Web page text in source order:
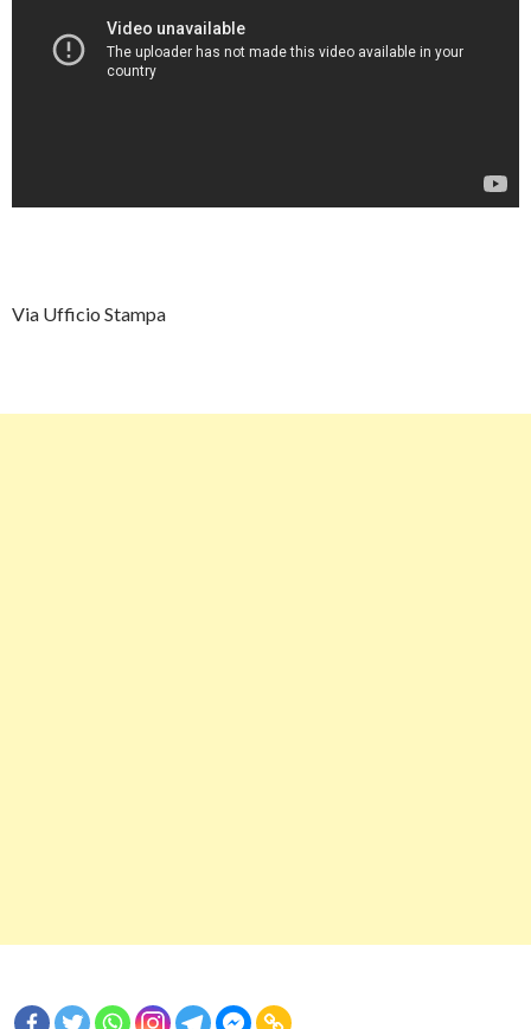
Via Ufficio Stampa